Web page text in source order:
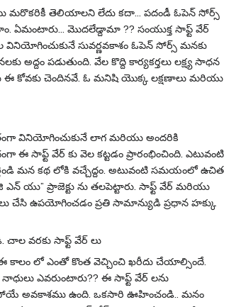
మరొకరికీ తెలియాలని లేదు కదా... పదండీ ఓపెన్ సోర్స్
ఏమంటారు... మొదలేడ్దామా ?? సంయుక్త సాఫ్ట్ వేర్
వినియోగించుకునే సువర్ణవకాశం ఓపెన్ సోర్స్ మనకు
పడుతుంది. వేల కొద్ది కార్యకర్తలు లక్ష్య సాధన
ఈ కోవకు చెందినవే. ఓ మనిషి యొక్క లక్షణాలు మరియు
వినియోగించుకునే లాగ మరియు అందరికి
సాఫ్ట్ వేర్ కు వెల కట్టడం ప్రారంభించింది. ఎటువంటి
మన కథ లోకి వచ్చేద్దం. అటువంటి సమయంలో ఉచిత
యు” ప్రాజెక్టు ను తలపెట్టారు. సాఫ్ట్ వేర్ మరియు
చేసి ఉపయోగించడం ప్రతి సామాన్యుడి ప్రధాన హక్కు
చాల వరకు సాఫ్ట్ వేర్ లు
కాలం లో ఎంతో కొంత వెచ్చించి ఖరీదు చేయాల్సిందే.
ఎవరుంటారు?? ఈ సాఫ్ట్ వేర్ లను
పోయే అవకాశము ఉంది. ఒకసారి ఊహించండి.. మనం